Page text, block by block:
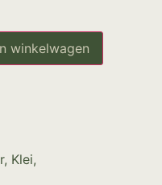
winkelwagen
, Klei,